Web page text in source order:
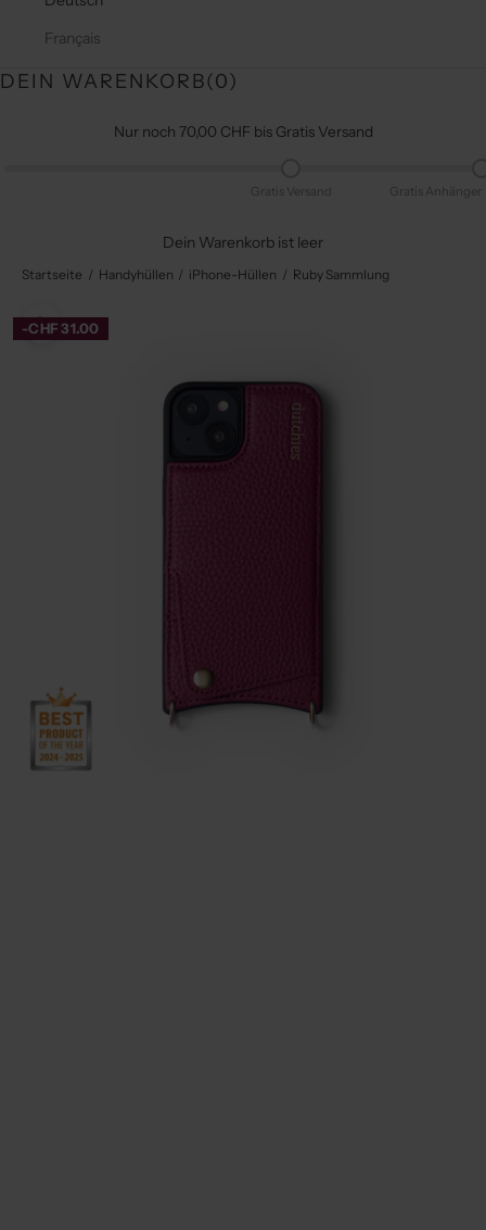
Français
DEIN WARENKORB(0)
Nur noch 70,00 CHF bis Gratis Versand
Gratis Versand Gratis Anhänger
Dein Warenkorb ist leer
Startseite Handyhüllen iPhone-Hüllen Ruby Sammlung
Bild vergrößern
-CHF 31.00